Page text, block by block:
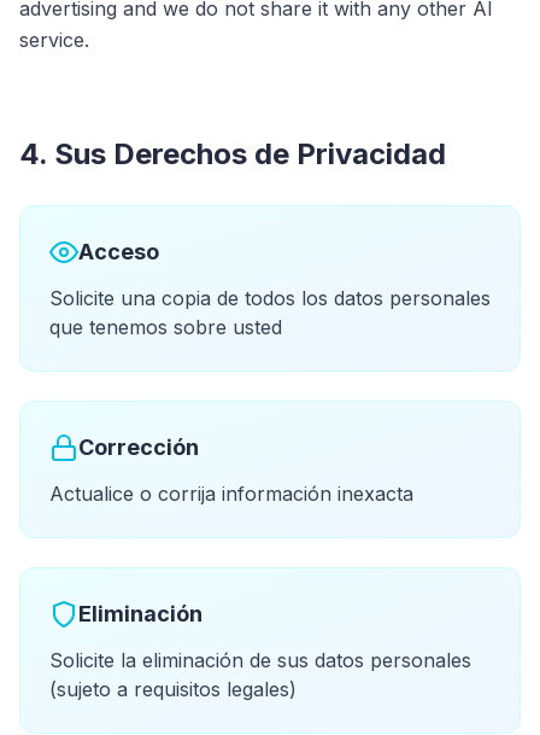
advertising and we do not share it with any other AI
service.
4. Sus Derechos de Privacidad
Acceso
Solicite una copia de todos los datos personales
que tenemos sobre usted
Corrección
Actualice o corrija información inexacta
Eliminación
Solicite la eliminación de sus datos personales
(sujeto a requisitos legales)